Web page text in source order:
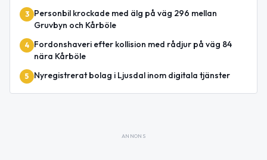
3
Personbil krockade med älg på väg 296 mellan
Gruvbyn och Kårböle
4
Fordonshaveri efter kollision med rådjur på väg 84
nära Kårböle
5 Nyregistrerat bolag i Ljusdal inom digitala tjänster
ANNONS